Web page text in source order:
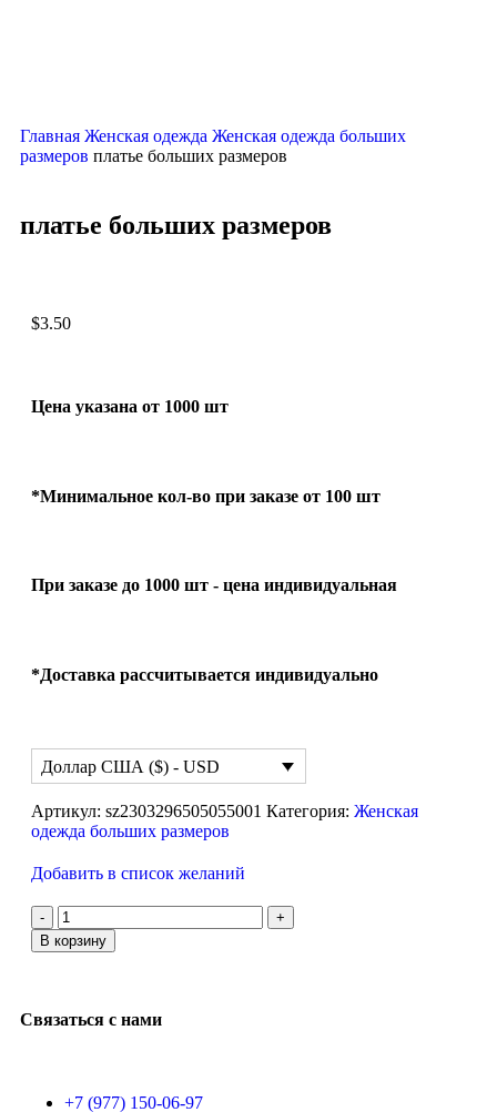
Главная Женская одежда Женская одежда больших
размеров платье больших размеров
платье больших размеров
$3.50
Цена указана от 1000 шт
*Минимальное кол-во при заказе от 100 шт
При заказе до 1000 шт - цена индивидуальная
*Доставка рассчитывается индивидуально
Доллар США ($) - USD
Артикул: sz2303296505055001 Категория: Женская
одежда больших размеров
Добавить в список желаний
В корзину
Связаться с нами
+7 (977) 150-06-97